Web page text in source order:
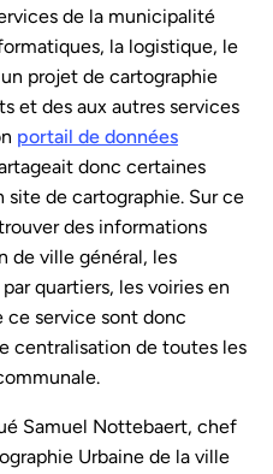
de la municipalité
la logistique, le
projet de cartographie
et des aux autres services
portail de données
donc certaines
de cartographie. Sur ce
des informations
de ville général, les
quartiers, les voiries en
ce service sont donc
centralisation de toutes les
Samuel Nottebaert, chef
Urbaine de la ville